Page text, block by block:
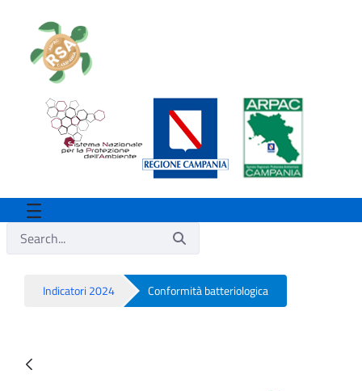
Indicatori 2024 Conformità batteriologica